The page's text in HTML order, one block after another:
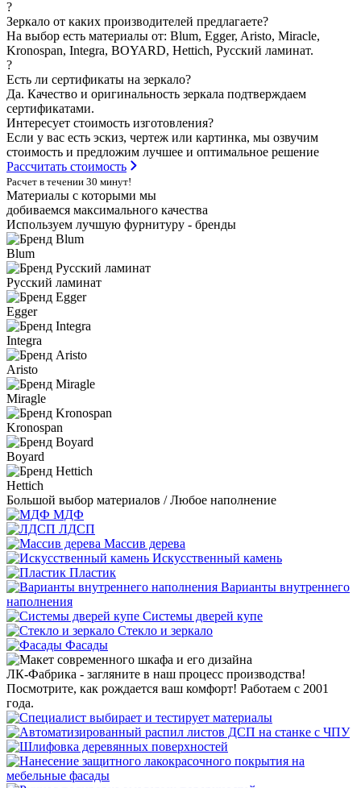
?
Зеркало от каких производителей предлагаете?
На выбор есть материалы от: Blum, Egger, Aristo, Miracle,
Kronospan, Integra, BOYARD, Hettich, Русский ламинат.
?
Есть ли сертификаты на зеркало?
Да. Качество и оригинальность зеркала подтверждаем
сертификатами.
Интересует стоимость изготовления?
Если у вас есть эскиз, чертеж или картинка, мы озвучим
стоимость и предложим лучшее и оптимальное решение
Рассчитать стоимость
Расчет в течении 30 минут!
Материалы с которыми мы
добиваемся максимального качества
Используем лучшую фурнитуру - бренды
Blum
Русский ламинат
Egger
Integra
Aristo
Miragle
Kronospan
Boyard
Hettich
Большой выбор материалов / Любое наполнение
МДФ
ЛДСП
Массив дерева
Искусственный камень
Пластик
Варианты внутреннего
наполнения
Системы дверей купе
Стекло и зеркало
Фасады
ЛК-Фабрика - загляните в наш процесс производства!
Посмотрите, как рождается ваш комфорт! Работаем с 2001
года.